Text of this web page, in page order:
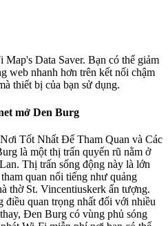
Data Saver. Bạn có thể giảm
web nhanh hơn trên kết nối chậm
thiết bị của bạn sử dụng.
mở Den Burg
Tốt Nhất Để Tham Quan và Các
là một thị trấn quyến rũ nằm ở
Thị trấn sống động này là lớn
quan nổi tiếng như quảng
thờ St. Vincentiuskerk ấn tượng.
quan trọng nhất đối với nhiều
Đen Burg có vùng phủ sóng